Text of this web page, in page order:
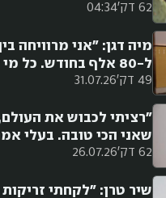
62 דק' 04:34
'בחיים לא תהיי יהודייה,
הוא לא סלח לי עד יומו
49 דק' 31.07.26
ל-80 אלף בחודש. כל
לסכומים האלה היא
62 דק' 26.07.26
"רציתי לכבוש את
שאני הכי טובה. בעלי
לא איתנו'. אחרי חצי שנה
שיר טרן: "לקחתי זריקות